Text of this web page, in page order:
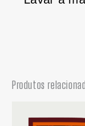
Produtos